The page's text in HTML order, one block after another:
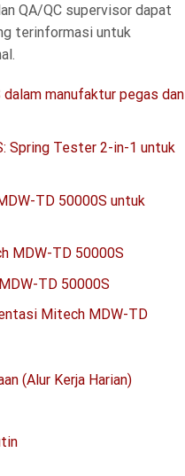
QA/QC supervisor dapat
terinformasi untuk
manufaktur pegas dan
Spring Tester 2-in-1 untuk
TD 50000S untuk
MDW-TD 50000S
TD 50000S
Mitech MDW-TD
(Alur Kerja Harian)